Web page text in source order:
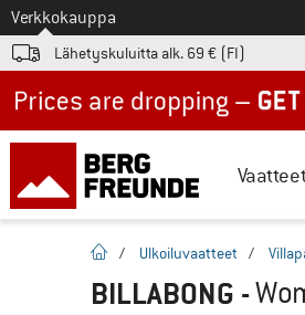
Tästä siirtyäksesi
Verkkokauppa
Lähetyskuluitta alk. 69 € (FI)
Kotisivu
/ Ulkoiluvaatteet /
BILLABONG -